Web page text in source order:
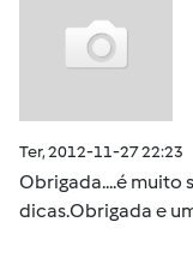
Ter, 2012-11-27 22:23
Obrigada....é muito
dicas.Obrigada e